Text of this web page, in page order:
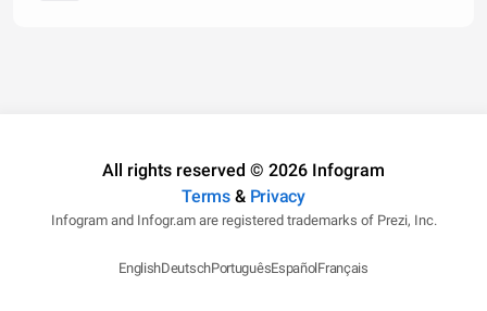
All rights reserved © 2026 Infogram
Terms& Privacy
Infogram and Infogr.am are registered trademarks of Prezi, Inc.
EnglishDeutschPortuguêsEspañolFrançais